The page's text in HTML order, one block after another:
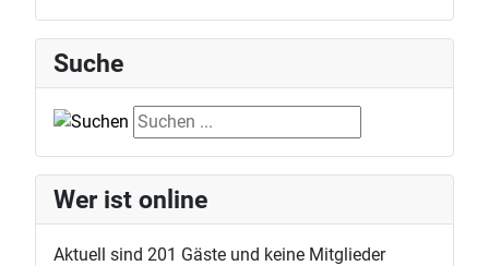
Suche
Suche
Wer ist online
Aktuell sind 201 Gäste und keine Mitglieder